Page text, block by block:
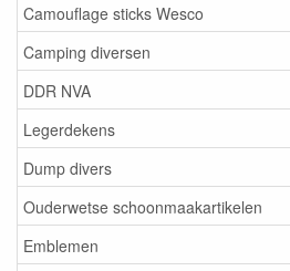
Camouflage sticks Wesco
Camping diversen
DDR NVA
Legerdekens
Dump divers
Ouderwetse schoonmaakartikelen
Emblemen